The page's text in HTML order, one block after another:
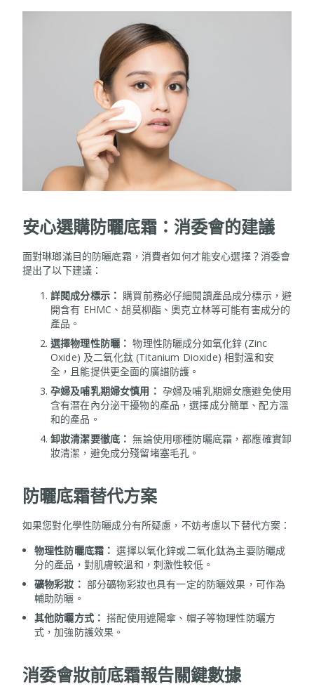
安心選購防曬底霜：消委會的建議
面對琳瑯滿目的防曬底霜，消費者如何才能安心選擇？消委會
提出了以下建議：
詳閱成分標示： 購買前務必仔細閱讀產品成分標示，避
開含有 EHMC、胡莫柳酯、奧克立林等可能有害成分的
產品。
選擇物理性防曬： 物理性防曬成分如氧化鋅 (Zinc
Oxide) 及二氧化鈦 (Titanium Dioxide) 相對溫和安
全，且能提供更全面的廣譜防護。
孕婦及哺乳期婦女慎用： 孕婦及哺乳期婦女應避免使用
含有潛在內分泌干擾物的產品，選擇成分簡單、配方溫
和的產品。
卸妝清潔要徹底： 無論使用哪種防曬底霜，都應確實卸
妝清潔，避免成分殘留堵塞毛孔。
防曬底霜替代方案
如果您對化學性防曬成分有所疑慮，不妨考慮以下替代方案：
物理性防曬底霜： 選擇以氧化鋅或二氧化鈦為主要防曬成
分的產品，對肌膚較溫和，刺激性較低。
礦物彩妝： 部分礦物彩妝也具有一定的防曬效果，可作為
輔助防曬。
其他防曬方式： 搭配使用遮陽傘、帽子等物理性防曬方
式，加強防護效果。
消委會妝前底霜報告關鍵數據